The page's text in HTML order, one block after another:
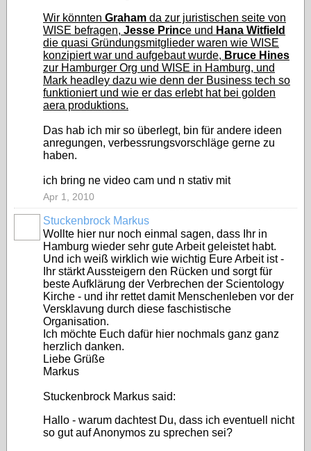
Wir könnten Graham da zur juristischen seite von
WISE befragen, Jesse Prince und Hana Witfield
die quasi Gründungsmitglieder waren wie WISE
konzipiert war und aufgebaut wurde, Bruce Hines
zur Hamburger Org und WISE in Hamburg, und
Mark headley dazu wie denn der Business tech so
funktioniert und wie er das erlebt hat bei golden
aera produktions.
Das hab ich mir so überlegt, bin für andere ideen
anregungen, verbessrungsvorschläge gerne zu
haben.
ich bring ne video cam und n stativ mit
Apr 1, 2010
Stuckenbrock Markus
Wollte hier nur noch einmal sagen, dass Ihr in
Hamburg wieder sehr gute Arbeit geleistet habt.
Und ich weiß wirklich wie wichtig Eure Arbeit ist -
Ihr stärkt Aussteigern den Rücken und sorgt für
beste Aufklärung der Verbrechen der Scientology
Kirche - und ihr rettet damit Menschenleben vor der
Versklavung durch diese faschistische
Organisation.
Ich möchte Euch dafür hier nochmals ganz ganz
herzlich danken.
Liebe Grüße
Markus
Stuckenbrock Markus said:
Hallo - warum dachtest Du, dass ich eventuell nicht
so gut auf Anonymos zu sprechen sei?